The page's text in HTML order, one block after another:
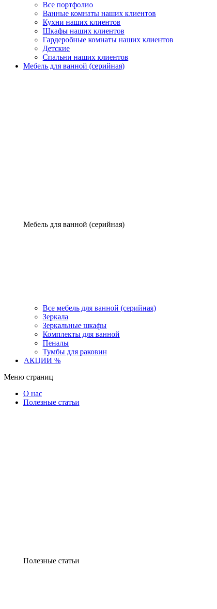
Все портфолио
Ванные комнаты наших клиентов
Кухни наших клиентов
Шкафы наших клиентов
Гардеробные комнаты наших клиентов
Детские
Спальни наших клиентов
Мебель для ванной (серийная)
Мебель для ванной (серийная)
Все мебель для ванной (серийная)
Зеркала
Зеркальные шкафы
Комплекты для ванной
Пеналы
Тумбы для раковин
АКЦИИ %
Меню страниц
О нас
Полезные статьи
Полезные статьи